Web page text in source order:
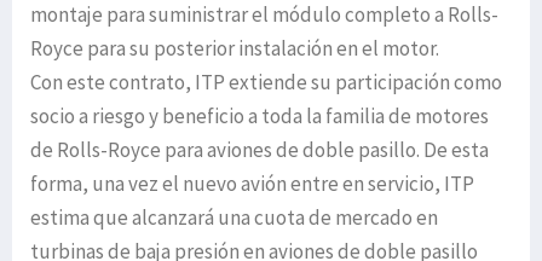
montaje para suministrar el módulo completo a Rolls-
Royce para su posterior instalación en el motor.
Con este contrato, ITP extiende su participación como
socio a riesgo y beneficio a toda la familia de motores
de Rolls-Royce para aviones de doble pasillo. De esta
forma, una vez el nuevo avión entre en servicio, ITP
estima que alcanzará una cuota de mercado en
turbinas de baja presión en aviones de doble pasillo